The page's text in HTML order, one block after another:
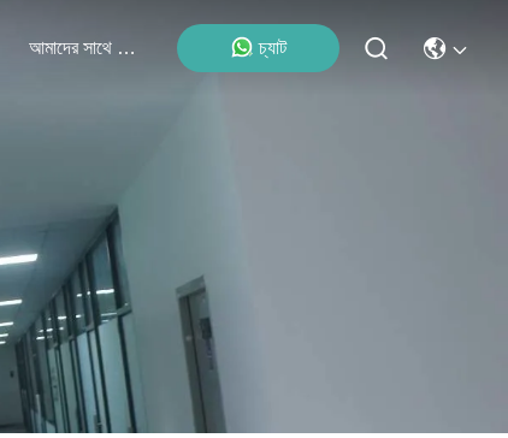
আমাদের সাথে যোগাযোগ চ্যাট